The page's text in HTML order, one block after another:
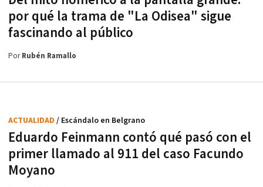
por qué la trama de "La Odisea" sigue
fascinando al público
PorRubén Ramallo
Eduardo Feinmann contó qué pasó con el
primer llamado al 911 del caso Facundo
Moyano
ACTUALIDAD / Escándalo en Belgrano